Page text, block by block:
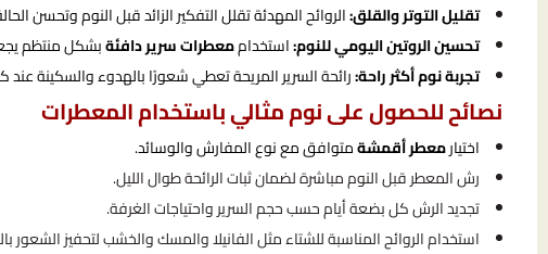
تقليل التوتر والقلق:الروائح المهدئة تقلل التفكير الزائد قبل النوم وتحسن
تحسين الروتين اليومي للنوم:استخداممعطرات سرير دافئةبشكل منتظم
تجربة نوم أكثر راحة:رائحة السرير المريحة تعطي شعورًا بالهدوء والسكينة
نصائح للحصول على نوم مثالي باستخدام المعطرات
اختيارمعطر أقمشةمتوافق مع نوع المفارش والوسائد.
رش المعطر قبل النوم مباشرة لضمان ثبات الرائحة طوال الليل.
تجديد الرش كل بضعة أيام حسب حجم السرير واحتياجات الغرفة.
استخدام الروائح المناسبة للشتاء مثل الفانيلا والمسك والخشب لتحفيز الشعور